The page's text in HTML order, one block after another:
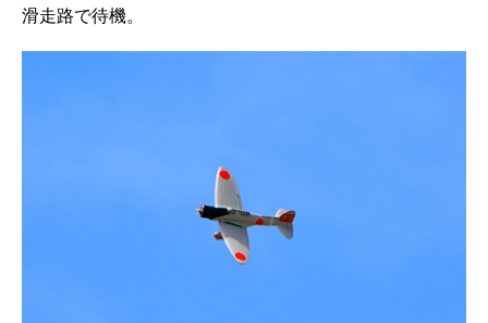
滑走路で待機。